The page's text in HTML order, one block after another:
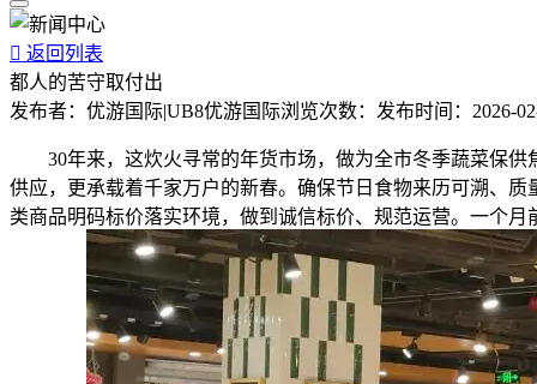
 返回列表
都人的苦守取付出
发布者： 优游国际|UB8优游国际浏览次数： 发布时间： 2026-
30年来，这炊火寻常的年货市场，做为全市冬季蔬菜保供
供应，更承载着千家万户的新春。确保节日食物来历可溯、
类商品明码标价落实环境，做到诚信标价、规范运营。一个